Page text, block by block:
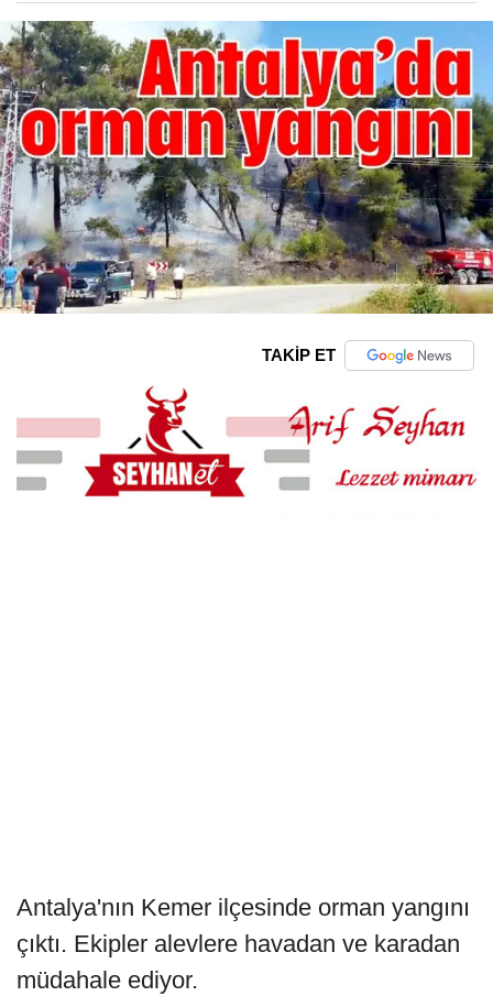
TAKİP ET
Antalya'nın Kemer ilçesinde orman yangını
çıktı. Ekipler alevlere havadan ve karadan
müdahale ediyor.